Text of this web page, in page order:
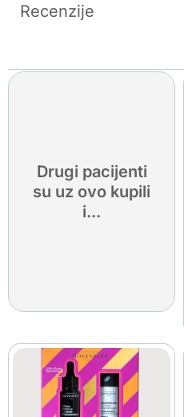
Recenzije
Drugi pacijenti
su uz ovo kupili
i...